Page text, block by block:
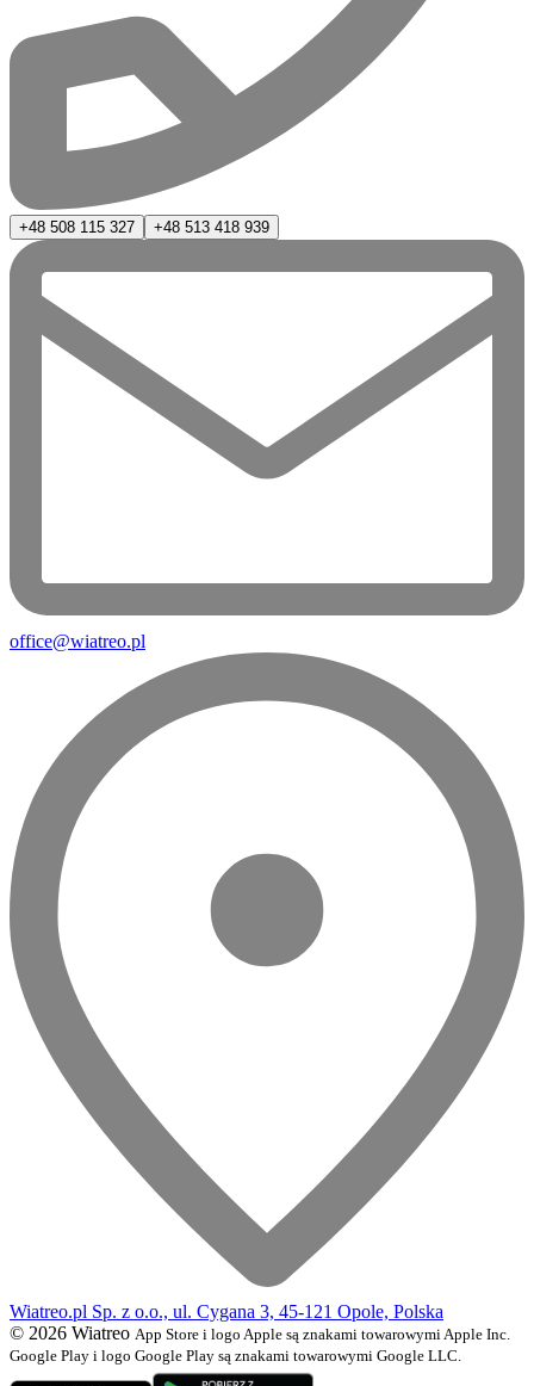
+48 508 115 327 +48 513 418 939
office@wiatreo.pl
Wiatreo.pl Sp. z o.o., ul. Cygana 3, 45-121 Opole, Polska
© 2026 Wiatreo App Store i logo Apple są znakami towarowymi Apple Inc.
Google Play i logo Google Play są znakami towarowymi Google LLC.